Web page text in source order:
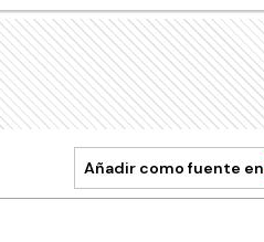
Añadir como fuente en